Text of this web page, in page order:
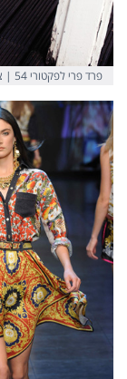
פרד פרי לפקטורי 54 | צילום: ‎ג'ורג' ברודוויק